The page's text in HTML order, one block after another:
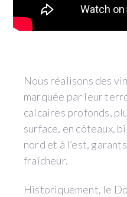
Nous réalisons des
marquée par leur
calcaires profonds,
surface, en côteaux,
nord et à l’est,
fraîcheur.
Historiquement, le